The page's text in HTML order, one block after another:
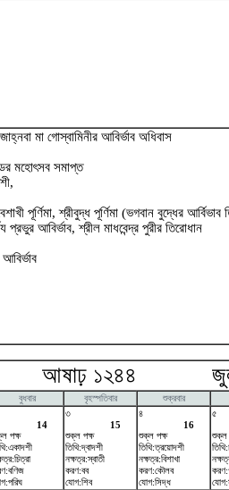
মা গোস্বামিনীর আবির্ভাব অধিবাস
মহোৎসব সমাপ্ত
পূর্ণিমা, শ্রীবুদ্ধ পূর্ণিমা (ভগবান বুদ্ধের
প্রভুর আবির্ভাব, শ্রীল মাধবেন্দ্র পুরীর তিরোধান
আষাঢ় ১২৪৪
বুধবার বৃহস্পতিবার
শুক্রবার
14
পক্ষ
৩
15
শুক্ল পক্ষ
তিথি:দ্বাদশী
নক্ষত্র:স্বাতী
করণ:বব
যোগ:শিব
৪
16
শুক্ল পক্ষ
তিথি:ত্রয়োদশী
নক্ষত্র:বিশাখা
করণ:কৌলব
যোগ:সিদ্ধ
৫
শুক্ল